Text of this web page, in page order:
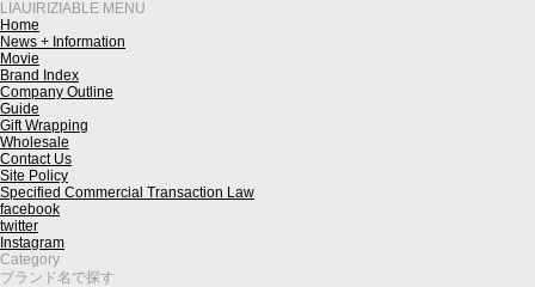
LIAUIRIZIABLE MENU
Home
News + Information
Movie
Brand Index
Company Outline
Guide
Gift Wrapping
Wholesale
Contact Us
Site Policy
Specified Commercial Transaction Law
facebook
twitter
Instagram
Category
ブランド名で探す